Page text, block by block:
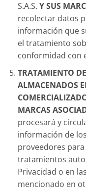
S.A.S. Y SUS
recolectar datos
información que
el tratamiento
conformidad con
TRATAMIENTO
ALMACENADOS
MARCAS
procesará y
información de
proveedores
tratamientos
Privacidad o en
mencionado en